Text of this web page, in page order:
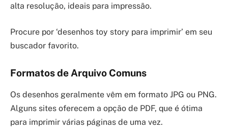
alta resolução, ideais para impressão.
Procure por ‘desenhos toy story para imprimir’ em seu
buscador favorito.
Formatos de Arquivo Comuns
Os desenhos geralmente vêm em formato JPG ou PNG.
Alguns sites oferecem a opção de PDF, que é ótima
para imprimir várias páginas de uma vez.